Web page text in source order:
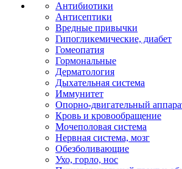
Антибиотики
Антисептики
Вредные привычки
Гипогликемические, диабет
Гомеопатия
Гормональные
Дерматология
Дыхательная система
Иммунитет
Опорно-двигательный
Кровь и кровообращение
Мочеполовая система
Нервная система, мозг
Обезболивающие
Ухо, горло, нос